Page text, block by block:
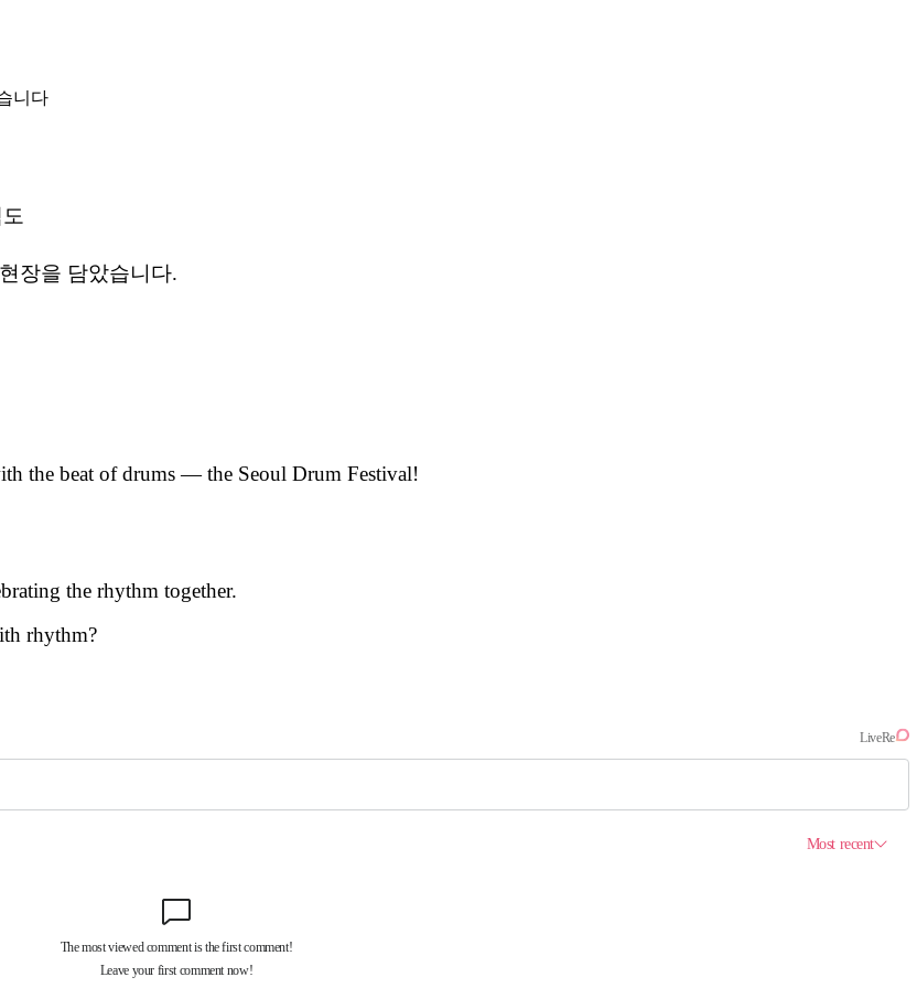
니다
장을 담았습니다.
the beat of drums — the Seoul Drum Festival!
the rhythm together.
rhythm?